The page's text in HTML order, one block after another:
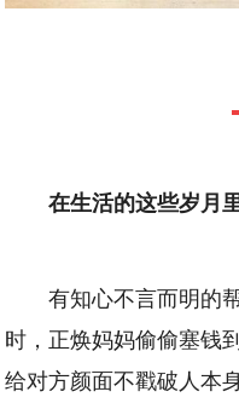
在生活的这些岁月
有知心不言而明的
时，正焕妈妈偷偷塞钱
给对方颜面不戳破人本